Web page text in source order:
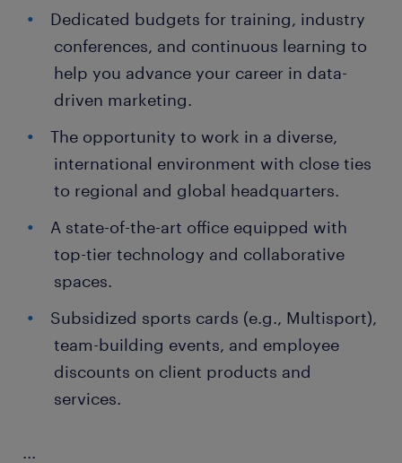
Dedicated budgets for training, industry
conferences, and continuous learning to
help you advance your career in data-
driven marketing.
The opportunity to work in a diverse,
international environment with close ties
to regional and global headquarters.
A state-of-the-art office equipped with
top-tier technology and collaborative
spaces.
Subsidized sports cards (e.g., Multisport),
team-building events, and employee
discounts on client products and
services.
...